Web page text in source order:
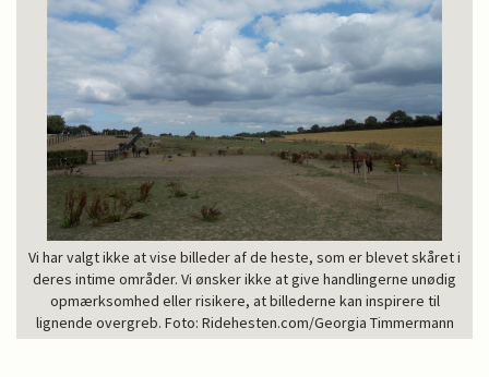
Vi har valgt ikke at vise billeder af de heste, som er blevet skåret i
deres intime områder. Vi ønsker ikke at give handlingerne unødig
opmærksomhed eller risikere, at billederne kan inspirere til
lignende overgreb. Foto: Ridehesten.com/Georgia Timmermann